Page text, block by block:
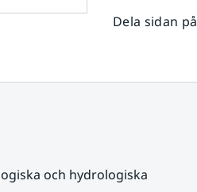
Dela sidan på
och hydrologiska